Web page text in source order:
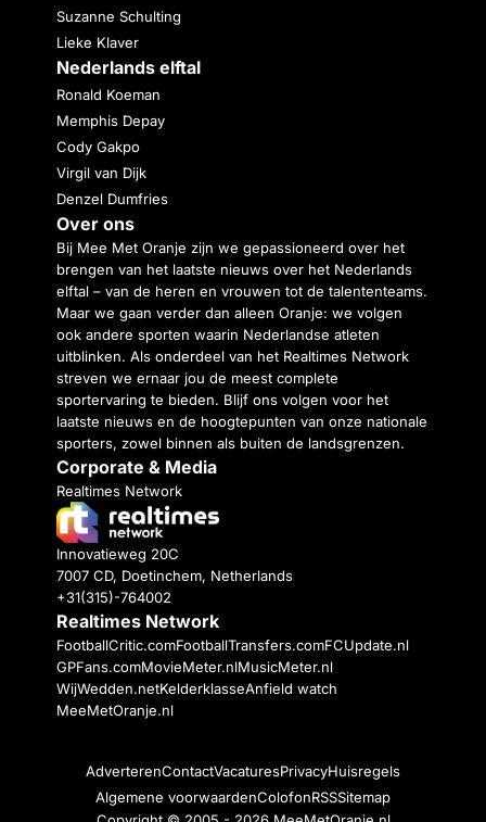
Suzanne Schulting
Lieke Klaver
Nederlands elftal
Ronald Koeman
Memphis Depay
Cody Gakpo
Virgil van Dijk
Denzel Dumfries
Over ons
Bij Mee Met Oranje zijn we gepassioneerd over het
brengen van het laatste nieuws over het Nederlands
elftal – van de heren en vrouwen tot de talententeams.
Maar we gaan verder dan alleen Oranje: we volgen
ook andere sporten waarin Nederlandse atleten
uitblinken. Als onderdeel van het Realtimes Network
streven we ernaar jou de meest complete
sportervaring te bieden. Blijf ons volgen voor het
laatste nieuws en de hoogtepunten van onze nationale
sporters, zowel binnen als buiten de landsgrenzen.
Corporate & Media
Realtimes Network
Innovatieweg 20C
7007 CD, Doetinchem, Netherlands
+31(315)-764002
Realtimes Network
FootballCritic.comFootballTransfers.comFCUpdate.nl
GPFans.comMovieMeter.nlMusicMeter.nl
WijWedden.netKelderklasseAnfield watch
MeeMetOranje.nl
AdverterenContactVacaturesPrivacyHuisregels
Algemene voorwaardenColofonRSSSitemap